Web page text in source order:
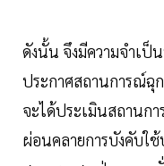
ดังนั้น จึงมีความจำเป็
ประกาศสถานการณ์ฉุ
จะได้ประเมินสถานก
ผ่อนคลายการบังคับใช้